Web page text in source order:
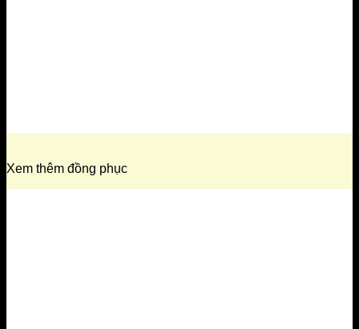
Xem thêm đồng phục